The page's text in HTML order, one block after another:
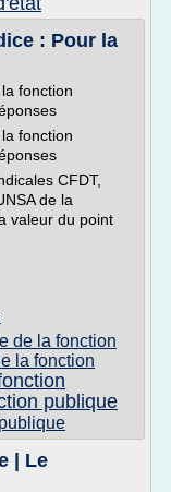
: Pour la
fonction
fonction
CFDT,
de la
valeur du point
de la fonction
la fonction
publique
| Le